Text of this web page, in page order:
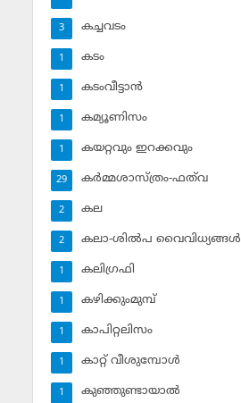
കച്ചവടം
3
കടം
1
കടംവീട്ടാന്‍
1
കമ്യൂണിസം
1
കയറ്റവും ഇറക്കവും
1
കര്‍മ്മശാസ്ത്രം-ഫത്‌വ
29
കല
2
കലാ-ശില്‍പ വൈവിധ്യങ്ങള്‍
2
കലിഗ്രഫി
1
കഴിക്കുംമുമ്പ്
1
കാപിറ്റലിസം
1
കാറ്റ് വീശുമ്പോള്‍
1
കുഞ്ഞുണ്ടായാല്‍
1